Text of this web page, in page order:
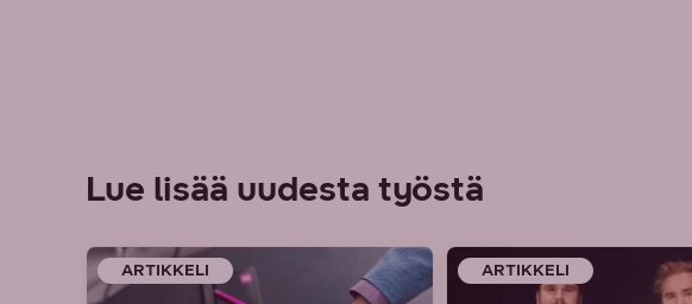
Lue lisää uudesta työstä
ARTIKKELI ARTIKKELI